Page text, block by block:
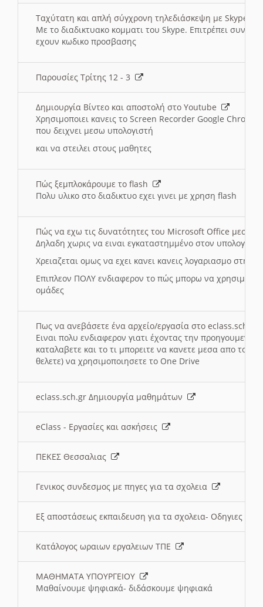
Ταχύτατη και απλή σύγχρονη τηλεδιάσκεψη με Skype
Με το διαδικτυακο κομματι του Skype. Επιτρέπει
εχουν κωδικο προσβασης
Παρουσίες Τρίτης 12 - 3
Δημιουργία Βίντεο και αποστολή στο Youtube
Χρησιμοποιει κανεις το Screen Recorder Google Chrome
που δειχνει μεσω υπολογιστή
και να στειλει στους μαθητες
Πώς ξεμπλοκάρουμε το flash
Πολυ υλικο στο διαδικτυο εχει γινει με χρηση flash
Πώς να εχω τις δυνατότητες του Microsoft Office μεσω
Δηλαδη χωρις να ειναι εγκαταστημμένο στον
Χρειαζεται ομως να εχει κανει κανεις λογαριασμο στη
Επιπλεον ΠΟΛΥ ενδιαφερον το πώς μπορω να
ομάδες
Πως να ανεβάσετε ένα αρχείο/εργασία στο eclass.sch.gr
Ειναι πολυ ενδιαφερον γιατι έχοντας την
καταλαβετε και το τι μπορειτε να κανετε μεσα απο το
θελετε) να χρησιμοποιησετε το One Drive
eclass.sch.gr Δημιουργία μαθημάτων
eClass - Εργασίες και ασκήσεις
ΠΕΚΕΣ Θεσσαλιας
Γενικος συνδεσμος με πηγες για τα σχολεια
Εξ αποστάσεως εκπαιδευση για τα σχολεια- Οδηγιες
Κατάλογος ωραιων εργαλειων ΤΠΕ
ΜΑΘΗΜΑΤΑ ΥΠΟΥΡΓΕΙΟΥ
Μαθαίνουμε ψηφιακά- διδάσκουμε ψηφιακά